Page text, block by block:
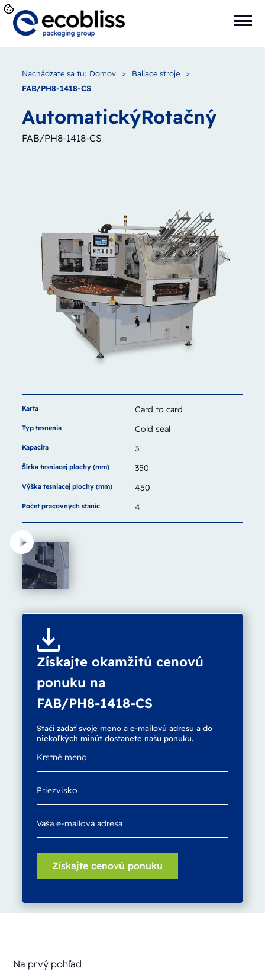
Nachádzate sa tu: Domov > Baliace stroje
>
FAB/PH8-1418-CS
AutomatickýRotačný
FAB/PH8-1418-CS
Karta Card to card
Typ tesnenia Cold seal
Kapacita 3
Šírka tesniacej plochy (mm) 350
Výška tesniacej plochy (mm) 450
Počet pracovných staníc 4
Získajte okamžitú cenovú
ponuku na
FAB/PH8-1418-CS
Stačí zadať svoje meno a e-mailovú adresu a do
niekoľkých minút dostanete našu ponuku.
Na prvý pohľad